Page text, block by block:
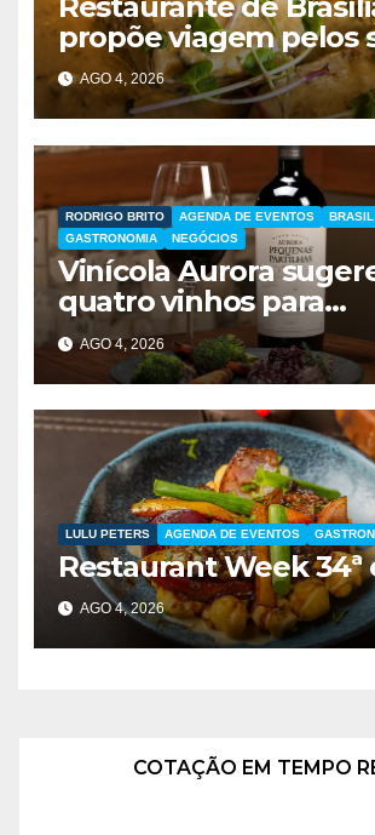
propõe viagem pelos
do Brasil durante
gastronômico
AGO 4, 2026
RODRIGO BRITO AGENDA DE EVENTOS BRASIL
GASTRONOMIA
NEGÓCIOS
Vinícola Aurora
quatro vinhos para
presentear no Dia dos
AGO 4, 2026
LULU PETERS AGENDA DE EVENTOS
Restaurant Week 34ª
AGO 4, 2026
COTAÇÃO EM TEMPO